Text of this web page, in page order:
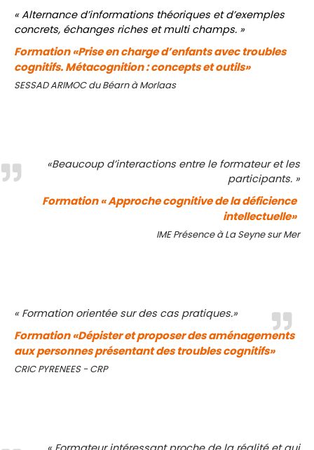
« Alternance d’informations théoriques et d’exemples
concrets, échanges riches et multi champs. »
Formation «Prise en charge d’enfants avec troubles
cognitifs. Métacognition : concepts et outils»
SESSAD ARIMOC du Béarn à Morlaas
«Beaucoup d’interactions entre le formateur et les
participants. »
Formation « Approche cognitive de la déficience
intellectuelle»
IME Présence à La Seyne sur Mer
« Formation orientée sur des cas pratiques.»
Formation «Dépister et proposer des aménagements
aux personnes présentant des troubles cognitifs»
CRIC PYRENEES - CRP